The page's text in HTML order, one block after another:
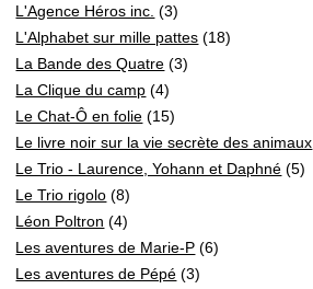
L'Agence Héros inc. (3)
L'Alphabet sur mille pattes (18)
La Bande des Quatre (3)
La Clique du camp (4)
Le Chat-Ô en folie (15)
Le livre noir sur la vie secrète des animaux
Le Trio - Laurence, Yohann et Daphné (5)
Le Trio rigolo (8)
Léon Poltron (4)
Les aventures de Marie-P (6)
Les aventures de Pépé (3)